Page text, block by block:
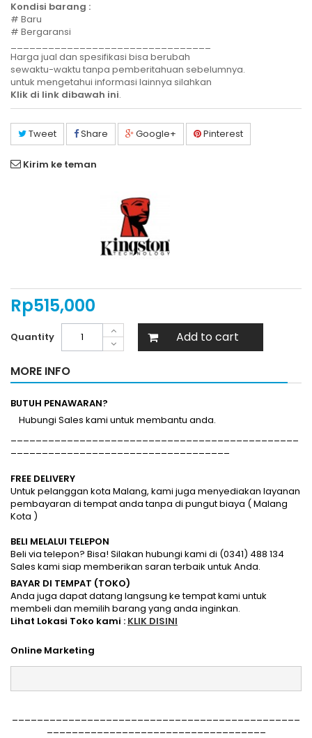
Kondisi barang :
# Baru
# Bergaransi
Harga jual dan spesifikasi bisa berubah
sewaktu-waktu tanpa pemberitahuan sebelumnya.
untuk mengetahui informasi lainnya silahkan
Klik di link dibawah ini.
Tweet Share Google+ Pinterest
Kirim ke teman
Rp‎515,000
Quantity Add to cart
MORE INFO
BUTUH PENAWARAN?
Hubungi Sales kami untuk membantu anda.
FREE DELIVERY
Untuk pelanggan kota Malang, kami juga menyediakan layanan
pembayaran di tempat anda tanpa di pungut biaya ( Malang
Kota )
BELI MELALUI TELEPON
Beli via telepon? Bisa! Silakan hubungi kami di (0341) 488 134
Sales kami siap memberikan saran terbaik untuk Anda.
BAYAR DI TEMPAT (TOKO)
Anda juga dapat datang langsung ke tempat kami untuk
membeli dan memilih barang yang anda inginkan.
Lihat Lokasi Toko kami : KLIK DISINI
Online Marketing